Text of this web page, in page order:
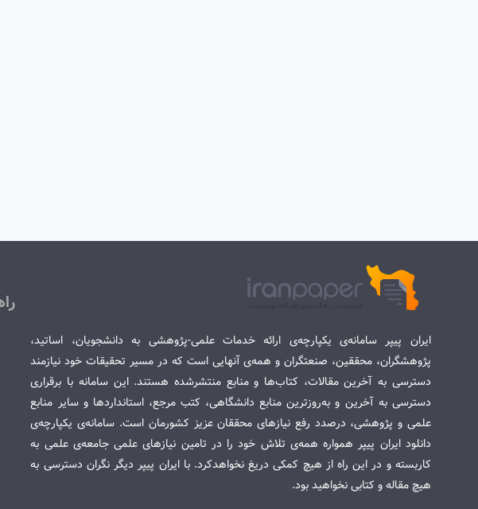
ایران پیپر سامانه‌ی یکپارچه‌ی ارائه خدمات علمی-پژوهشی به دانشجویان، اساتید،
پژوهشگران، محققین، صنعتگران و همه‌ی آنهایی است که در مسیر تحقیقات خود نیازمند
دسترسی به آخرین مقالات، کتاب‌ها و منابع منتشرشده هستند. این سامانه با برقراری
دسترسی به آخرین و به‌روزترین منابع دانشگاهی، کتب مرجع، استانداردها و سایر منابع
علمی و پژوهشی، درصدد رفع نیازهای محققان عزیز کشورمان است. سامانه‌ی یکپارچه‌ی
دانلود ایران پیپر همواره همه‌ی تلاش خود را در تامین نیازهای علمی جامعه‌ی علمی به
کاربسته و در این راه از هیچ کمکی دریغ نخواهدکرد. با ایران پیپر دیگر نگران دسترسی به
هیچ مقاله و کتابی نخواهید بود.